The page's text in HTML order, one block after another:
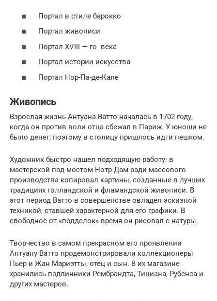
Портал в стиле барокко
Портал живописи
Портал XVIII — го века
Портал истории искусства
Портал Нор-Па-де-Кале
Живопись
Взрослая жизнь Антуана Ватто началась в 1702 году,
когда он против воли отца сбежал в Париж. У юноши не
было денег, поэтому в столицу пришлось идти пешком.
Художник быстро нашел подходящую работу: в
мастерской под мостом Нотр-Дам ради массового
производства копировал картины, созданные в лучших
традициях голландской и фламандской живописи. В
этот период Ватто в совершенстве овладел эскизной
техникой, ставшей характерной для его графики. В
свободное от «подделок» время он рисовал с натуры.
Творчество в самом прекрасном его проявлении
Антуану Ватто продемонстрировали коллекционеры
Пьер и Жан Мариэтты, отец и сын. В их магазине
хранились подлинники Рембрандта, Тициана, Рубенса и
других мастеров.